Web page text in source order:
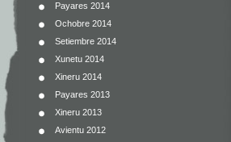
Payares 2014
Ochobre 2014
Setiembre 2014
Xunetu 2014
Xineru 2014
Payares 2013
Xineru 2013
Avientu 2012